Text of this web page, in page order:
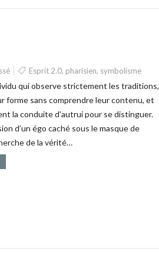
Esprit 2.0, pharisien, symbolisme
qui observe strictement les traditions,
forme sans comprendre leur contenu, et
la conduite d’autrui pour se distinguer.
d’un égo caché sous le masque de
de la vérité…